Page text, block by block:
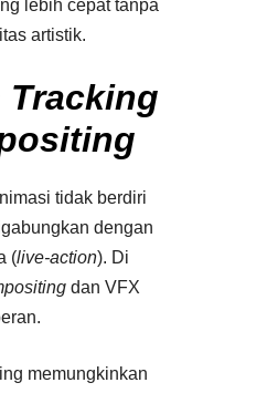
lebih cepat tanpa
artistik.
tidak berdiri
dengan
(live-action). Di
dan VFX
memungkinkan